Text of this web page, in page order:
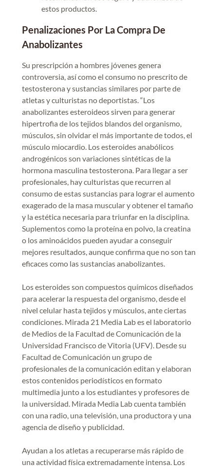
estos productos.
Penalizaciones Por La Compra De
Anabolizantes
Su prescripción a hombres jóvenes genera
controversia, así como el consumo no prescrito de
testosterona y sustancias similares por parte de
atletas y culturistas no deportistas. “Los
anabolizantes esteroideos sirven para generar
hipertrofia de los tejidos blandos del organismo,
músculos, sin olvidar el más importante de todos, el
músculo miocardio. Los esteroides anabólicos
androgénicos son variaciones sintéticas de la
hormona masculina testosterona. Para llegar a ser
profesionales, hay culturistas que recurren al
consumo de estas sustancias para lograr el aumento
exagerado de la masa muscular y obtener el tamaño
y la estética necesaria para triunfar en la disciplina.
Suplementos como la proteína en polvo, la creatina
o los aminoácidos pueden ayudar a conseguir
mejores resultados, aunque confirma que no son tan
eficaces como las sustancias anabolizantes.
Los esteroides son compuestos químicos diseñados
para acelerar la respuesta del organismo, desde el
nivel celular hasta tejidos y músculos, ante ciertas
condiciones. Mirada 21 Media Lab es el laboratorio
de Medios de la Facultad de Comunicación de la
Universidad Francisco de Vitoria (UFV). Desde su
Facultad de Comunicación un grupo de
profesionales de la comunicación editan y elaboran
estos contenidos periodísticos en formato
multimedia junto a los estudiantes y profesores de
la universidad. Mirada Media Lab cuenta también
con una radio, una televisión, una productora y una
agencia de diseño y publicidad.
Ayudan a los atletas a recuperarse más rápido de
una actividad física extremadamente intensa. Los